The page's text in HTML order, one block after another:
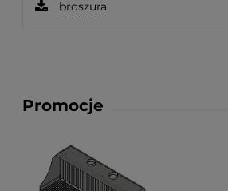
broszura
Promocje